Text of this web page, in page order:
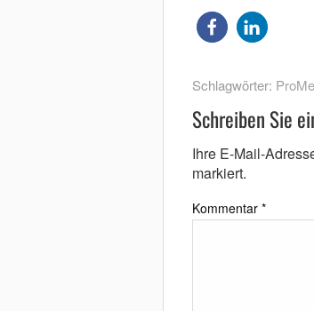
Schlagwörter:
Schreiben Sie
Ihre E-Mail-
markiert.
Kommentar *